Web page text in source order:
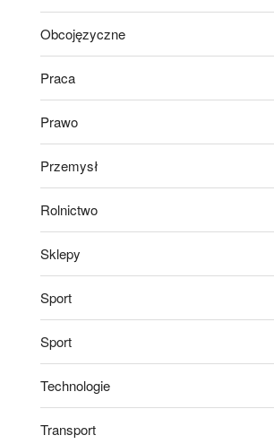
Obcojęzyczne
Praca
Prawo
Przemysł
Rolnictwo
Sklepy
Sport
Sport
Technologie
Transport